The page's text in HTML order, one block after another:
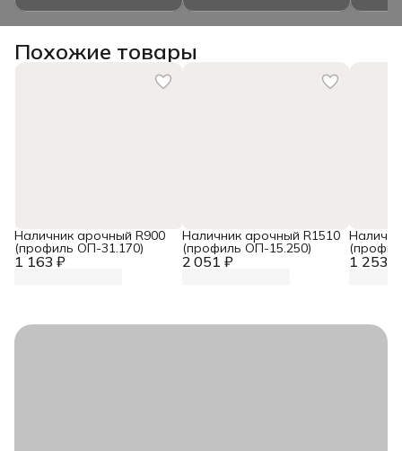
Похожие товары
1 163 ₽
Наличник арочный R900
(профиль ОП-31.170)
2 051 ₽
Наличник арочный R1510
(профиль ОП-15.250)
1 253 ₽